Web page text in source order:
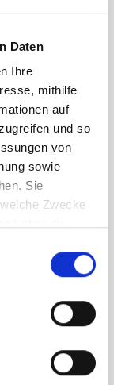
Daten
Ihre
mithilfe
auf
und so
von
sowie
Sie
Zwecke
Lage